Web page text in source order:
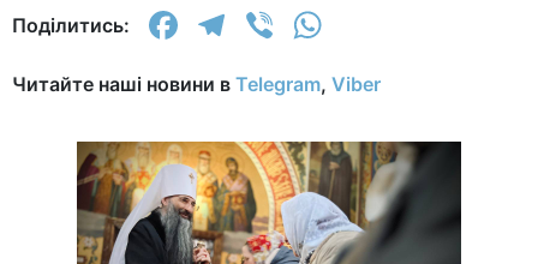
Поділитись: Facebook
Telegram
Viber
Читайте наші новини в Telegram, Viber